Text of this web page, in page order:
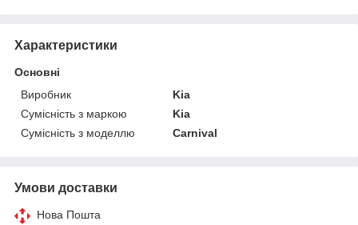
Характеристики
Основні
Виробник
Kia
Сумісність з маркою
Kia
Сумісність з моделлю
Carnival
Умови доставки
Нова Пошта